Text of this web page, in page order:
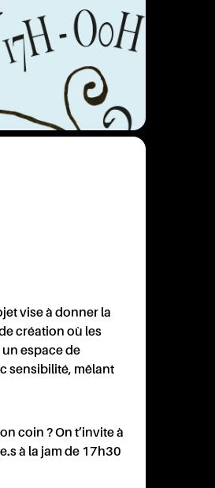
vise à donner la
création où les
un espace de
sensibilité, mêlant
coin ? On t’invite à
à la jam de 17h30